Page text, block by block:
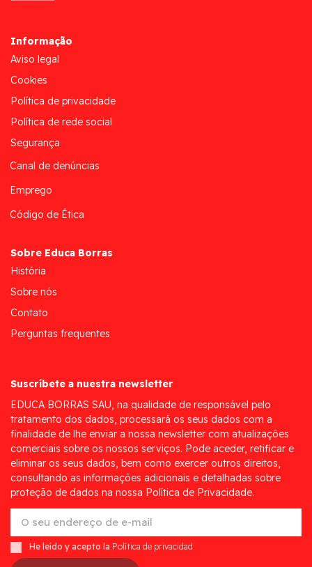
Informação
Aviso legal
Cookies
Política de privacidade
Política de rede social
Segurança
Canal de denúncias
Emprego
Código de Ética
Sobre Educa Borras
História
Sobre nós
Contato
Perguntas frequentes
Suscríbete a nuestra newsletter
EDUCA BORRAS SAU, na qualidade de responsável pelo
tratamento dos dados, processará os seus dados com a
finalidade de lhe enviar a nossa newsletter com atualizações
comerciais sobre os nossos serviços. Pode aceder, retificar e
eliminar os seus dados, bem como exercer outros direitos,
consultando as informações adicionais e detalhadas sobre
proteção de dados na nossa Política de Privacidade.
He leído y acepto la Política de privacidad